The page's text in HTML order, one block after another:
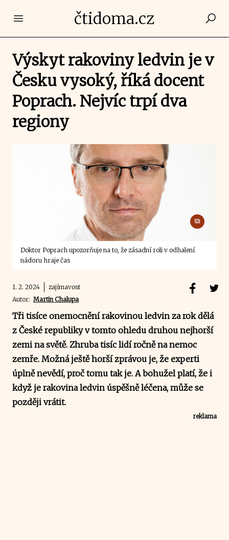
Open main menučtidoma.cz
Výskyt rakoviny ledvin je v
Česku vysoký, říká docent
Poprach. Nejvíc trpí dva
regiony
Doktor Poprach upozorňuje na to, že zásadní roli v odhalení
nádoru hraje čas
1. 2. 2024
zajímavost
Autor: Martin Chalupa
Tři tisíce onemocnění rakovinou ledvin za rok dělá
z České republiky v tomto ohledu druhou nejhorší
zemi na světě. Zhruba tisíc lidí ročně na nemoc
zemře. Možná ještě horší zprávou je, že experti
úplně nevědí, proč tomu tak je. A bohužel platí, že i
když je rakovina ledvin úspěšně léčena, může se
později vrátit.
reklama